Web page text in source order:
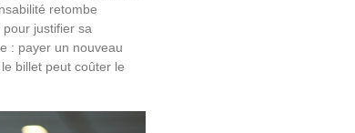
retombe
justifier sa
: payer un nouveau
billet peut coûter le